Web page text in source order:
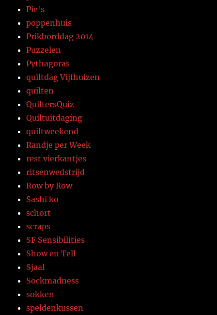
Pie's
poppenhuis
Prikborddag 2014
Puzzelen
Pythagoras
quiltdag Vijfhuizen
quilten
QuiltersQuiz
Quiltuitdaging
quiltweekend
Randje per Week
rest vierkantjes
ritsenwedstrijd
Row by Row
Sashi ko
schort
scraps
SF Sensibilities
Show en Tell
Sjaal
Sockmadness
sokken
speldenkussen